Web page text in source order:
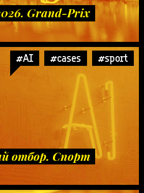
Grand-Prix
#AI #cases #sport
отбор. Спорт